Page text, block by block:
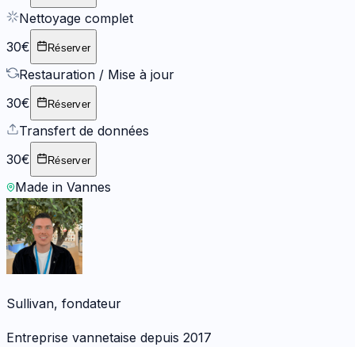
Nettoyage complet
30€
Réserver
Restauration / Mise à jour
30€
Réserver
Transfert de données
30€
Réserver
Made in Vannes
Sullivan, fondateur
Entreprise vannetaise depuis 2017